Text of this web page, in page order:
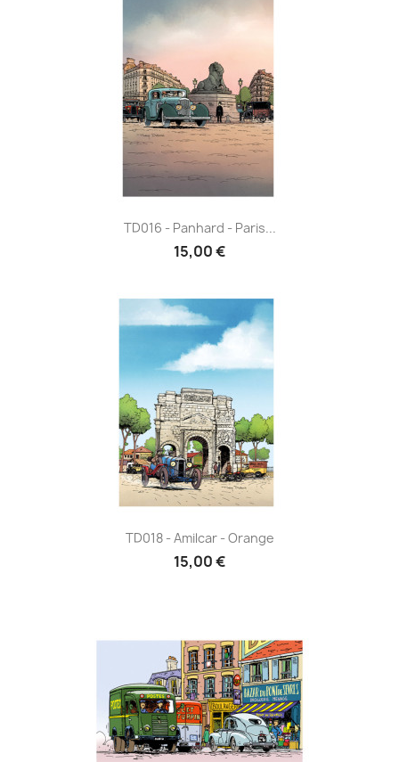
TD016 - Panhard - Paris...
15,00 €
TD018 - Amilcar - Orange
15,00 €